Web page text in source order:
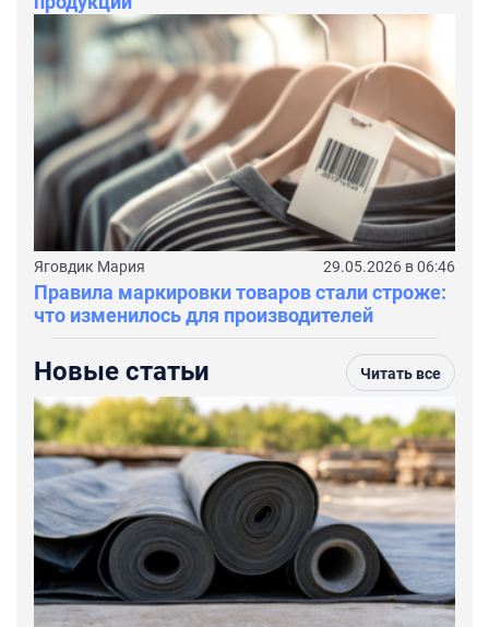
Яговдик Мария 29.05.2026 в 06:46
Правила маркировки товаров стали строже:
что изменилось для производителей
Новые статьи Читать все